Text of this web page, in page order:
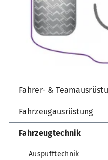
Fahrer- &
Fahrzeugausrüstung
Fahrzeugtechnik
Auspufftechnik